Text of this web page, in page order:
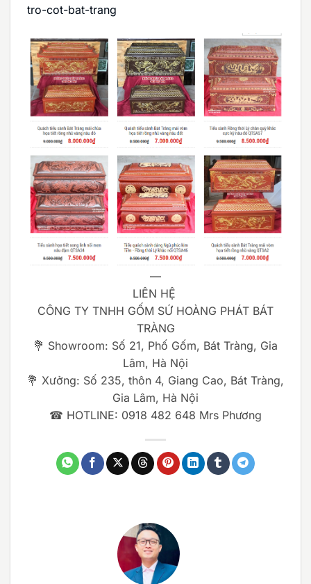
tro-cot-bat-trang
—
LIÊN HỆ
CÔNG TY TNHH GỐM SỨ HOÀNG PHÁT BÁT
TRÀNG
💐 Showroom: Số 21, Phố Gốm, Bát Tràng, Gia
Lâm, Hà Nội
💐 Xưởng: Số 235, thôn 4, Giang Cao, Bát Tràng,
Gia Lâm, Hà Nội
☎ HOTLINE: 0918 482 648 Mrs Phương